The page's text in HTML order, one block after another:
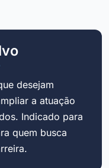
desejam
a atuação
Indicado para
quem busca